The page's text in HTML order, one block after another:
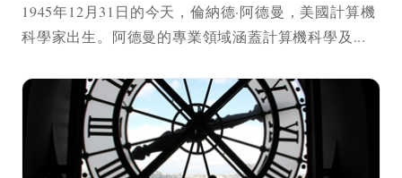
1945年12月31日的今天，倫納德·阿德曼，美國計算機
科學家出生。阿德曼的專業領域涵蓋計算機科學及...